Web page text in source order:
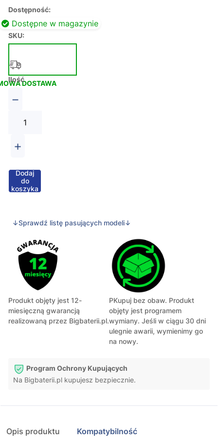
Dostępność:
Dostępne w magazynie
SKU:
DOSTAWA
Ilość
−
+
Dodaj
do
koszyka
↓Sprawdź listę pasujących modeli↓
Produkt objęty jest 12-
miesięczną gwarancją
realizowaną przez Bigbaterii.pl.
PKupuj bez obaw. Produkt
objęty jest programem
wymiany. Jeśli w ciągu 30 dni
ulegnie awarii, wymienimy go
na nowy.
Program Ochrony Kupujących
Na Bigbaterii.pl kupujesz bezpiecznie.
Opis produktu Kompatybilność